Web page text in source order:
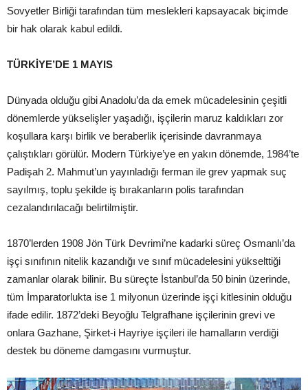
Sovyetler Birliği tarafından tüm meslekleri kapsayacak biçimde
bir hak olarak kabul edildi.
TÜRKİYE’DE 1 MAYIS
Dünyada olduğu gibi Anadolu’da da emek mücadelesinin çeşitli
dönemlerde yükselişler yaşadığı, işçilerin maruz kaldıkları zor
koşullara karşı birlik ve beraberlik içerisinde davranmaya
çalıştıkları görülür. Modern Türkiye’ye en yakın dönemde, 1984’te
Padişah 2. Mahmut’un yayınladığı ferman ile grev yapmak suç
sayılmış, toplu şekilde iş bırakanların polis tarafından
cezalandırılacağı belirtilmiştir.
1870’lerden 1908 Jön Türk Devrimi’ne kadarki süreç Osmanlı’da
işçi sınıfının nitelik kazandığı ve sınıf mücadelesini yükselttiği
zamanlar olarak bilinir. Bu süreçte İstanbul’da 50 binin üzerinde,
tüm İmparatorlukta ise 1 milyonun üzerinde işçi kitlesinin olduğu
ifade edilir. 1872’deki Beyoğlu Telgrafhane işçilerinin grevi ve
onlara Gazhane, Şirket-i Hayriye işçileri ile hamalların verdiği
destek bu döneme damgasını vurmuştur.